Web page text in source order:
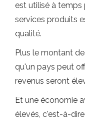
est utilisé à temps
services produits
qualité.
Plus le montant
qu'un pays peut
revenus seront
Et une économie
élevés, c'est-à-